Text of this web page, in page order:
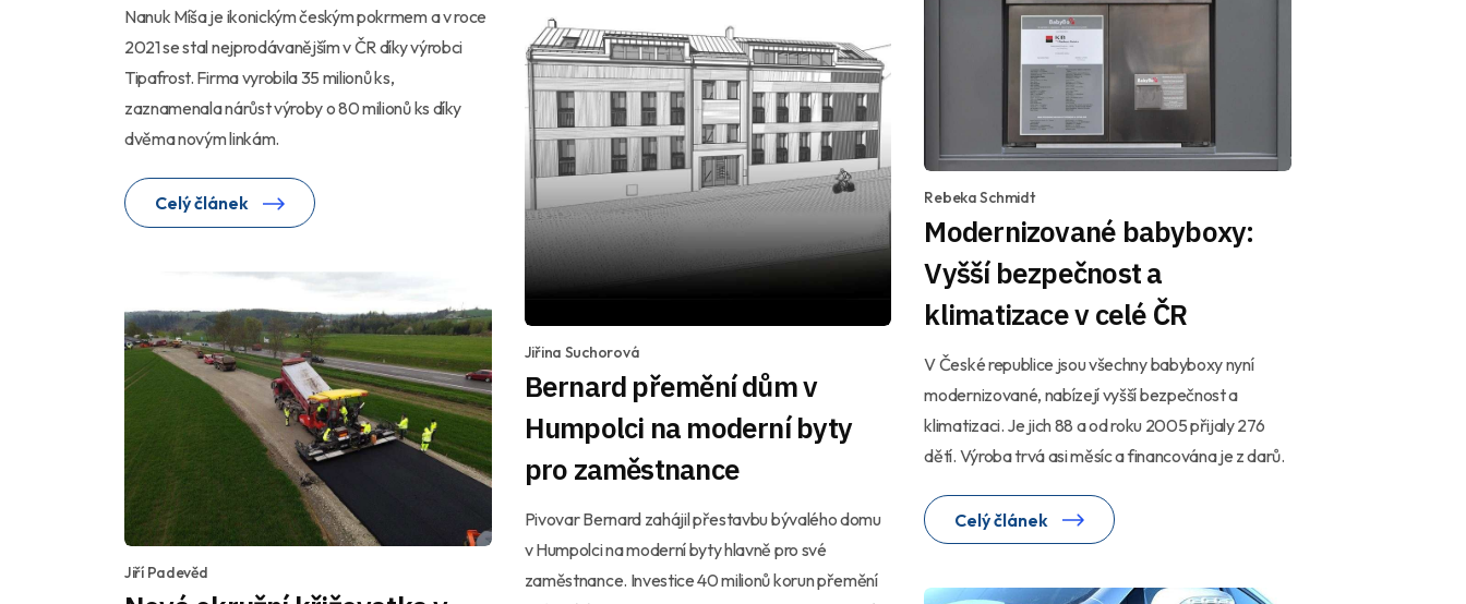
Nanuk Míša je ikonickým českým pokrmem a v roce
2021 se stal nejprodávanějším v ČR díky výrobci
Tipafrost. Firma vyrobila 35 milionů ks,
zaznamenala nárůst výroby o 80 milionů ks díky
dvěma novým linkám.
Celý článek Rebeka Schmidt
Modernizované babyboxy:
Vyšší bezpečnost a
klimatizace v celé ČR
V České republice jsou všechny babyboxy nyní
modernizované, nabízejí vyšší bezpečnost a
klimatizaci. Je jich 88 a od roku 2005 přijaly 276
dětí. Výroba trvá asi měsíc a financována je z darů.
Celý článek
Jiřina Suchorová
Bernard přemění dům v
Humpolci na moderní byty
pro zaměstnance
Pivovar Bernard zahájil přestavbu bývalého domu
v Humpolci na moderní byty hlavně pro své
zaměstnance. Investice 40 milionů korun přemění
Jiří Padevěd